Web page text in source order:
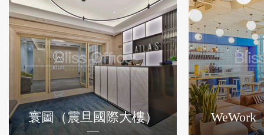
寰圖（震旦國際大樓） WeWork